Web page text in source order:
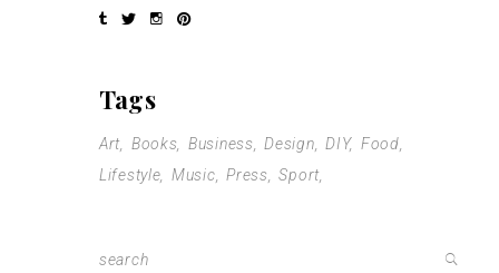
Tags
Art Books Business Design DIY
Food
Lifestyle
Music Press Sport
Search